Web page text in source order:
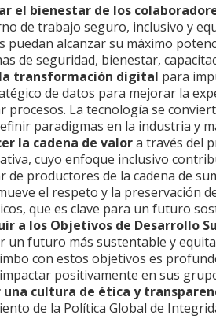
el bienestar de los
de trabajo seguro, inclusivo y
puedan alcanzar su máximo
de seguridad, bienestar,
transformación digital para
de datos para mejorar la
procesos. La tecnología se
paradigmas en la industria y
la cadena de valora través del
cuyo enfoque inclusivo
de productores de la cadena de
el respeto y la preservación
que es clave para un futuro
a los Objetivos de Desarrollo
un futuro más sustentable y
con estos objetivos es
positivamente en sus
cultura de ética y
de la Política Global de